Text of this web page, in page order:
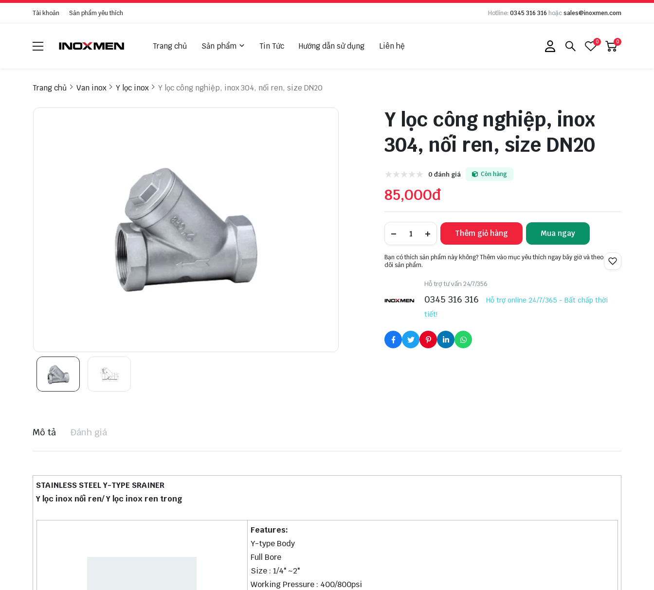
Tài khoản Sản phẩm yêu thích Hotline: 0345 316 316 hoặcsales@inoxmen.com
Trang chủ Sản phẩm Tin Tức Hướng dẫn sử dụng Liên hệ 0 0
Trang chủ Van inox Y lọc inox Y lọc công nghiệp, inox 304, nối ren, size DN20
Y lọc công nghiệp, inox
304, nối ren, size DN20
0 đánh giá Còn hàng
85,000đ
Thêm giỏ hàng Mua ngay
Bạn có thích sản phẩm này không? Thêm vào mục yêu thích ngay bây giờ và theo
dõi sản phẩm.
Hỗ trợ tư vấn 24/7/356
0345 316 316
Hỗ trợ online 24/7/365 - Bất chấp thời
tiết!
Mô tả Đánh giá
STAINLESS STEEL Y-TYPE SRAINER
Y lọc inox nối ren/ Y lọc inox ren trong
Features:
Y-type Body
Full Bore
Size : 1/4" ~2"
Working Pressure : 400/800psi